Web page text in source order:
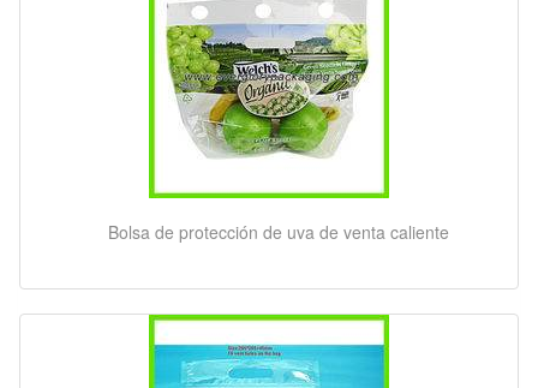
Bolsa de protección de uva de venta caliente